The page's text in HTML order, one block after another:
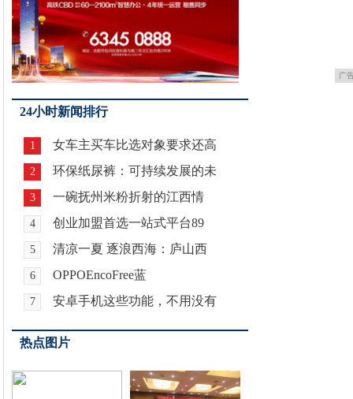
广
24小时新闻排行
1 女车主买车比选对象要求还高
2 环保纸尿裤：可持续发展的未
3 一碗抚州米粉折射的江西情
4 创业加盟首选一站式平台89
5 清凉一夏 逐浪西海：庐山西
6 OPPOEncoFree蓝
7 安卓手机这些功能，不用没有
热点图片